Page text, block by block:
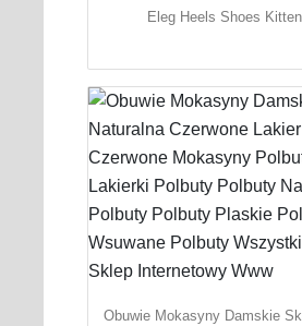
Eleg Heels Shoes
Obuwie Mokasyny Damskie